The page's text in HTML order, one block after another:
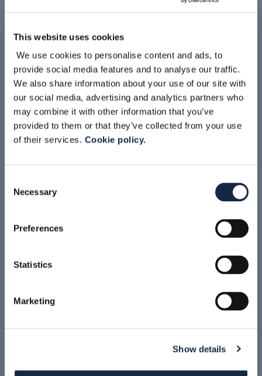
This website uses cookies
We use cookies to personalise content and ads, to
provide social media features and to analyse our traffic.
We also share information about your use of our site with
our social media, advertising and analytics partners who
may combine it with other information that you’ve
provided to them or that they’ve collected from your use
of their services. Cookie policy.
Selection
Necessary
Preferences
Statistics
Marketing
Show details
Demande d’expertise de vannes et/ou de
maintenance programmée
Vidéo
Accetta i cookie di marketing per
visualizzare questo contenuto